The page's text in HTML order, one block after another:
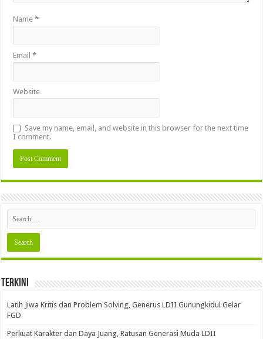
Name*
Email*
Website
Save my name, email, and website in this browser for the next time
I comment.
Terkini
Latih Jiwa Kritis dan Problem Solving, Generus LDII Gunungkidul Gelar
FGD
Perkuat Karakter dan Daya Juang, Ratusan Generasi Muda LDII